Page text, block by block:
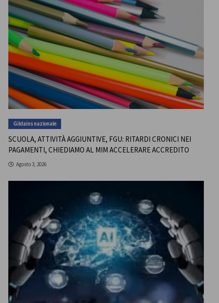
Gildains nazionale
SCUOLA, ATTIVITÀ AGGIUNTIVE, FGU: RITARDI CRONICI NEI
PAGAMENTI, CHIEDIAMO AL MIM ACCELERARE ACCREDITO
Agosto 3, 2026